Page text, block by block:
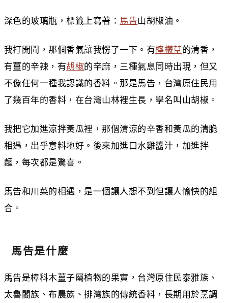
深色的玻璃瓶，標籤上寫著： 馬告山胡椒油。
我打開聞，那個香氣讓我愣了一下。有檸檬草的清香，
有薑的辛辣，有胡椒的辛麻，三種氣息同時出現，但又
不像任何一種我認識的香料。那是馬告，台灣原住民用
了幾百年的香料，在台灣山林裡生長，學名叫山胡椒。
我把它加進涼拌黃瓜裡，那個清涼的辛香和黃瓜的清脆
相遇，出乎意料地好。後來加進口水雞醬汁，加進拌
麵，每次都是驚喜。
馬告和川菜的相遇，是一個讓人想不到但讓人愉快的組
合。
馬告是什麼
馬告是樟科木薑子屬植物的果實，台灣原住民泰雅族、
太魯閣族、布農族、排灣族的傳統香料，長期用於烹調